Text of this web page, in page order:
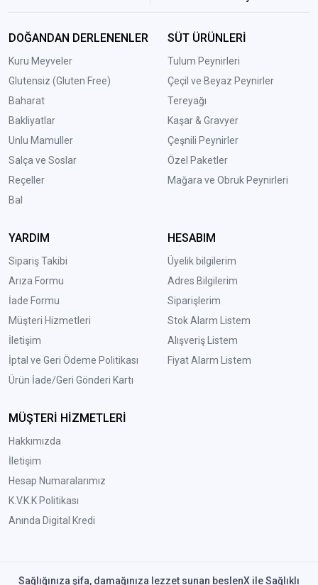
DOĞANDAN DERLENENLER
Kuru Meyveler
Glutensiz (Gluten Free)
Baharat
Bakliyatlar
Unlu Mamuller
Salça ve Soslar
Reçeller
Bal
SÜT ÜRÜNLERİ
Tulum Peynirleri
Çeçil ve Beyaz Peynirler
Tereyağı
Kaşar & Gravyer
Çeşnili Peynirler
Özel Paketler
Mağara ve Obruk Peynirleri
YARDIM
Sipariş Takibi
Arıza Formu
İade Formu
Müşteri Hizmetleri
İletişim
İptal ve Geri Ödeme Politikası
Ürün İade/Geri Gönderi Kartı
HESABIM
Üyelik bilgilerim
Adres Bilgilerim
Siparişlerim
Stok Alarm Listem
Alışveriş Listem
Fiyat Alarm Listem
MÜŞTERİ HİZMETLERİ
Hakkımızda
İletişim
Hesap Numaralarımız
K.V.K.K Politikası
Anında Digital Kredi
Sağlığınıza şifa, damağınıza lezzet sunan beslenX ile Sağlıklı